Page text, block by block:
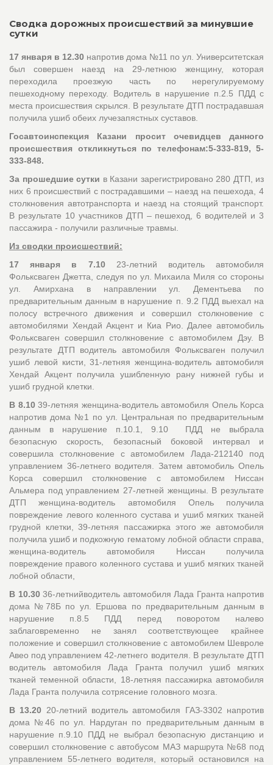
Сводка дорожных происшествий за минувшие
сутки
17 января в 12.30 напротив дома №11 по ул. Университетская
был совершен наезд на 29-летнюю женщину, которая
переходила проезжую часть по нерегулируемому
пешеходному переходу. Водитель в нарушение п.2.5 ПДД с
места происшествия скрылся. В результате ДТП пострадавшая
получила ушиб обеих лучезапястных суставов.
Госавтоинспекция Казани просит очевидцев данного
происшествия откликнуться по телефонам:5-333-819, 5-
333-848.
За прошедшие сутки в Казани зарегистрировано 280 ДТП, из
них 6 происшествий с пострадавшими – наезд на пешехода, 4
столкновения автотранспорта и наезд на стоящий транспорт.
В результате 10 участников ДТП – пешеход, 6 водителей и 3
пассажира - получили различные травмы.
Из сводки происшествий:
17 января в 7.1023-летний водитель автомобиля
Фольксваген Джетта, следуя по ул. Михаила Миля со стороны
ул. Амирхана в направлении ул. Дементьева по
предварительным данным в нарушение п. 9.2 ПДД выехал на
полосу встречного движения и совершил столкновение с
автомобилями Хендай Акцент и Киа Рио. Далее автомобиль
Фольксваген совершил столкновение с автомобилем Дэу. В
результате ДТП водитель автомобиля Фольксваген получил
ушиб левой кисти, 31-летняя женщина-водитель автомобиля
Хендай Акцент получила ушибленную рану нижней губы и
ушиб грудной клетки.
В 8.1039-летняя женщина-водитель автомобиля Опель Корса
напротив дома №1 по ул. Центральная по предварительным
данным в нарушение п.10.1, 9.10 ПДД не выбрала
безопасную скорость, безопасный боковой интервал и
совершила столкновение с автомобилем Лада-212140 под
управлением 36-летнего водителя. Затем автомобиль Опель
Корса совершил столкновение с автомобилем Ниссан
Альмера под управлением 27-летней женщины. В результате
ДТП женщина-водитель автомобиля Опель получила
повреждение левого коленного сустава и ушиб мягких тканей
грудной клетки, 39-летняя пассажирка этого же автомобиля
получила ушиб и подкожную гематому лобной области справа,
женщина-водитель автомобиля Ниссан получила
повреждение правого коленного сустава и ушиб мягких тканей
лобной области,
В 10.30 36-летнийводитель автомобиля Лада Гранта напротив
дома №78Б по ул. Ершова по предварительным данным в
нарушение п.8.5 ПДД перед поворотом налево
заблаговременно не занял соответствующее крайнее
положение и совершил столкновение с автомобилем Шевроле
Авео под управлением 42-летнего водителя. В результате ДТП
водитель автомобиля Лада Гранта получил ушиб мягких
тканей теменной области, 18-летняя пассажирка автомобиля
Лада Гранта получила сотрясение головного мозга.
В 13.20 20-летний водитель автомобиля ГАЗ-3302 напротив
дома №46 по ул. Нардуган по предварительным данным в
нарушение п.9.10 ПДД не выбрал безопасную дистанцию и
совершил столкновение с автобусом МАЗ маршрута №68 под
управлением 55-летнего водителя, который остановился на